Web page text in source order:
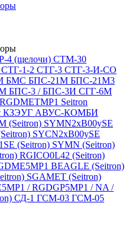
4 (щелочи) СТМ-30
СТГ-1-2 СТГ-3 СТГ-3-И-CO
БМС БПС-21М БПС-21М3
БПС-3 / БПС-3И СГГ-6М
Seitron
КЗЭУГ АВУС-КОМБИ
(Seitron) SYMN2хB00ySE
SYCN2xB00ySE
(Seitron) SYMN (Seitron)
RGICO0L42 (Seitron)
BEAGLE (Seitron)
SGAMET (Seitron)
/ RGDGP5MP1 / NA /
СД-1 ГСМ-03 ГСМ-05